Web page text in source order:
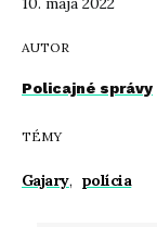
AUTOR
Policajné správy
TÉMY
Gajary, polícia